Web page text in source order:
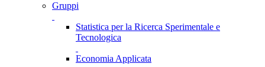
Gruppi
Statistica per la Ricerca Sperimentale e
Tecnologica
Economia Applicata